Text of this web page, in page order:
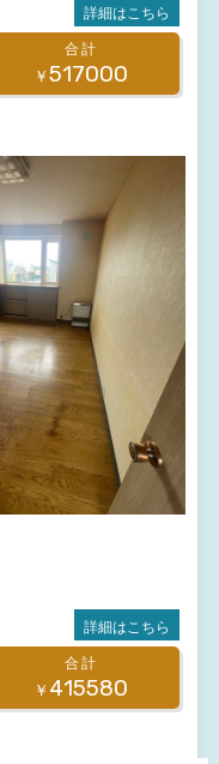
詳細はこちら
合計
￥517000
詳細はこちら
合計
￥ 415580